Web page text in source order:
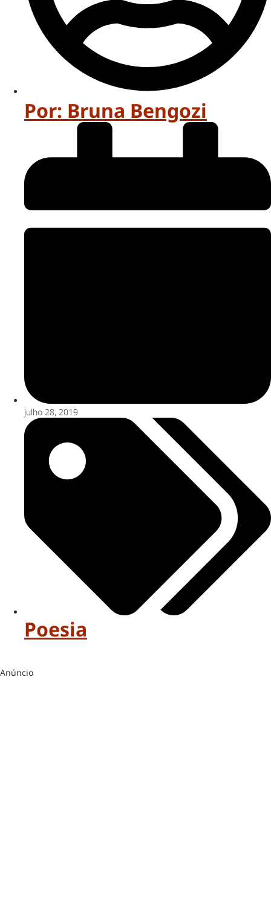
Por: Bruna Bengozi
julho 28, 2019
Poesia
Anúncio